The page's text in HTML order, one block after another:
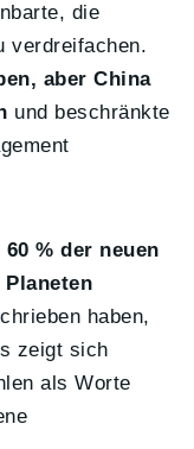
die
verdreifachen.
aber China
und beschränkte
60 % der neuen
haben,
zeigt sich
als Worte